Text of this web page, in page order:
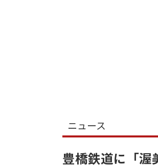
ニュース
豊橋鉄道に「渥